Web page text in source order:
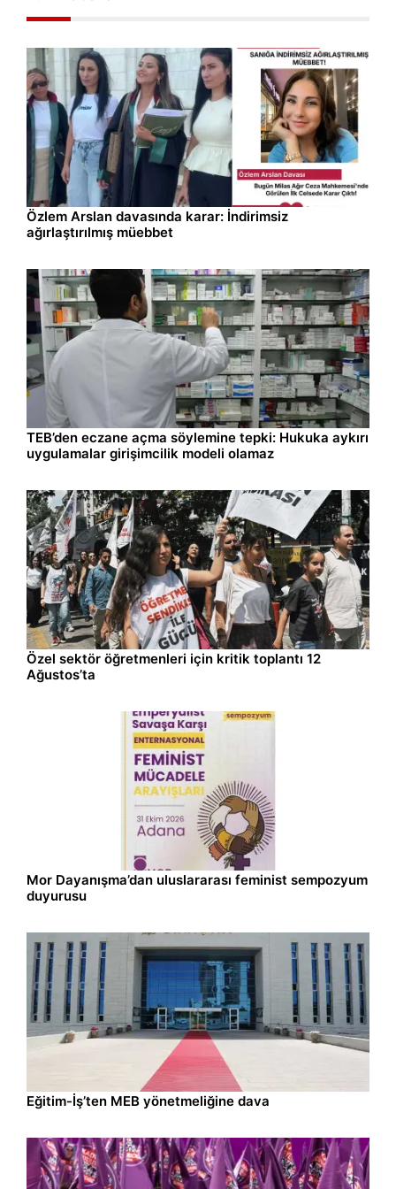
Gündem 08.08.2026 13:37
Özlem Arslan davasında karar: İndirimsiz
ağırlaştırılmış müebbet
Gündem 08.08.2026 13:19
TEB’den eczane açma söylemine tepki: Hukuka aykırı
uygulamalar girişimcilik modeli olamaz
Gündem 08.08.2026 13:07
Özel sektör öğretmenleri için kritik toplantı 12
Ağustos’ta
08.08.2026 12:49
Mor Dayanışma’dan uluslararası feminist sempozyum
duyurusu
08.08.2026 12:21
Eğitim-İş’ten MEB yönetmeliğine dava